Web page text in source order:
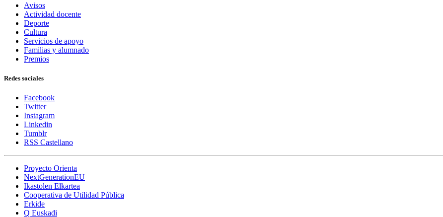
Avisos
Actividad docente
Deporte
Cultura
Servicios de apoyo
Familias y alumnado
Premios
Redes sociales
Facebook
Twitter
Instagram
Linkedin
Tumblr
RSS Castellano
Proyecto Orienta
NextGenerationEU
Ikastolen Elkartea
Cooperativa de Utilidad Pública
Erkide
Q Euskadi